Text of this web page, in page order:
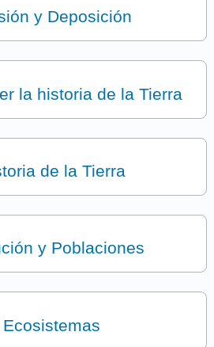
y Deposición
la historia de la Tierra
de la Tierra
y Poblaciones
Ecosistemas